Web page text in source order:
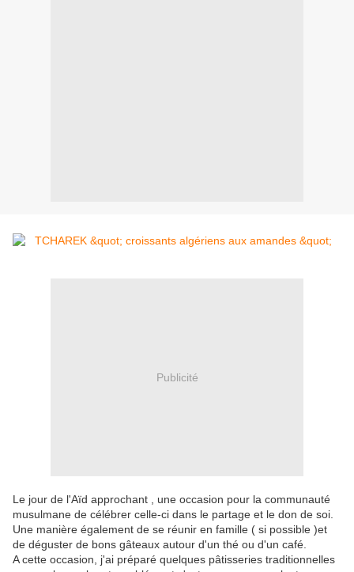
Publicité
Le jour de l'Aïd approchant , une occasion pour la communauté
musulmane de célébrer celle-ci dans le partage et le don de soi.
Une manière également de se réunir en famille ( si possible )et
de déguster de bons gâteaux autour d'un thé ou d'un café.
A cette occasion, j'ai préparé quelques pâtisseries traditionnelles